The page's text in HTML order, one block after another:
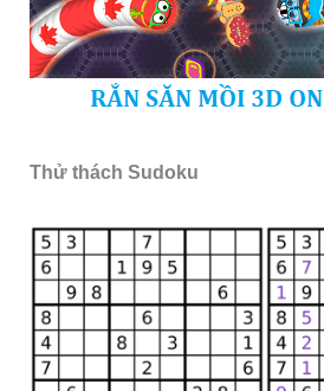
Thử thách Sudoku